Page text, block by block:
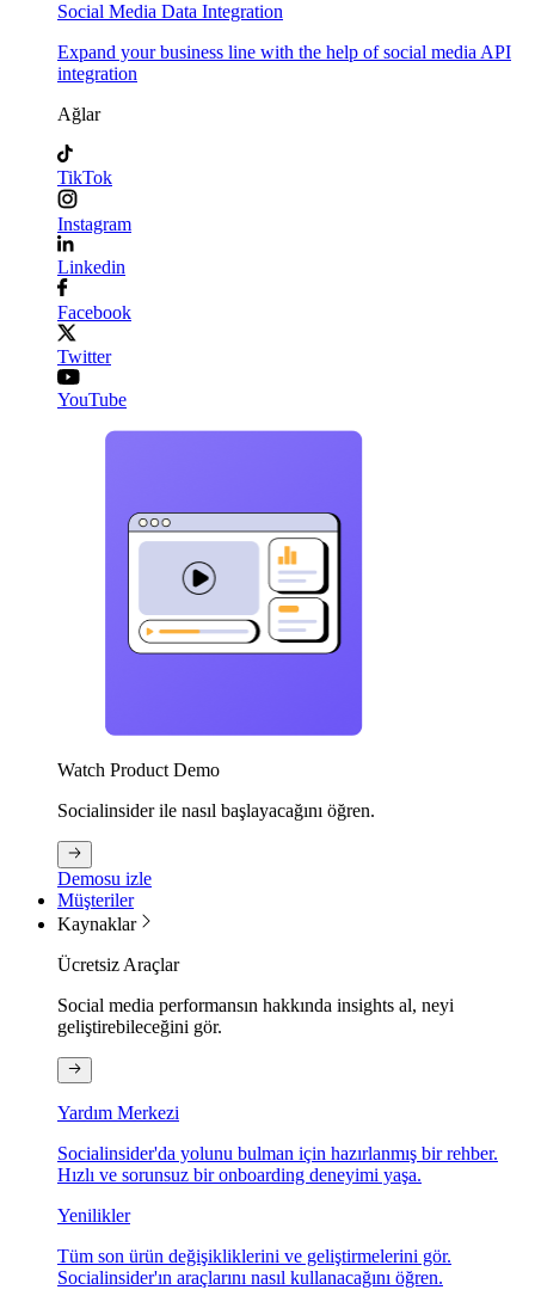
Social Media Data Integration
Expand your business line with the help of social media API
integration
Ağlar
TikTok
Instagram
Linkedin
Facebook
Twitter
YouTube
Watch Product Demo
Socialinsider ile nasıl başlayacağını öğren.
Demosu izle
Müşteriler
Kaynaklar
Ücretsiz Araçlar
Social media performansın hakkında insights al, neyi
geliştirebileceğini gör.
Yardım Merkezi
Socialinsider'da yolunu bulman için hazırlanmış bir rehber.
Hızlı ve sorunsuz bir onboarding deneyimi yaşa.
Yenilikler
Tüm son ürün değişikliklerini ve geliştirmelerini gör.
Socialinsider'ın araçlarını nasıl kullanacağını öğren.